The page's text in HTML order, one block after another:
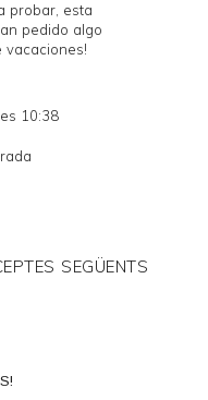
probar, esta
pedido algo
vacaciones!
10:38
SEGÜENTS